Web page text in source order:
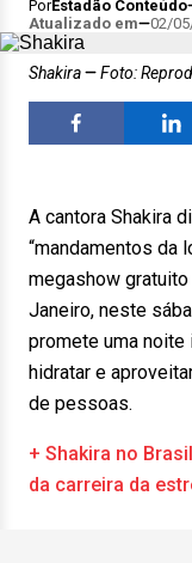
PorEstadão Conteúdo
Atualizado em
02/
Shakira Foto:
A cantora Shakira
“mandamentos da
megashow gratuito
Janeiro, neste
promete uma
hidratar e
de pessoas.
+ Shakira no
da carreira da